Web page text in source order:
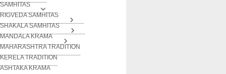
SAMHITAS
RIGVEDA SAMHITAS
SHAKALA SAMHITAS
MANDALA KRAMA
MAHARASHTRA TRADITION
KERELA TRADITION
ASHTAKA KRAMA